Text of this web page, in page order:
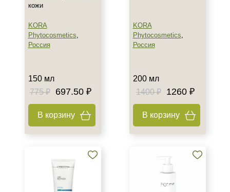
Матирование
Обезжиривание
Назначение против
Акне
Возрастные изменения
Показать еще
кожи
KORA
Phytocosmetics,
Россия
150 мл
775 ₽
697.50 ₽
В корзину
KORA
Phytocosmetics,
Россия
200 мл
1400 ₽
1260 ₽
В корзину